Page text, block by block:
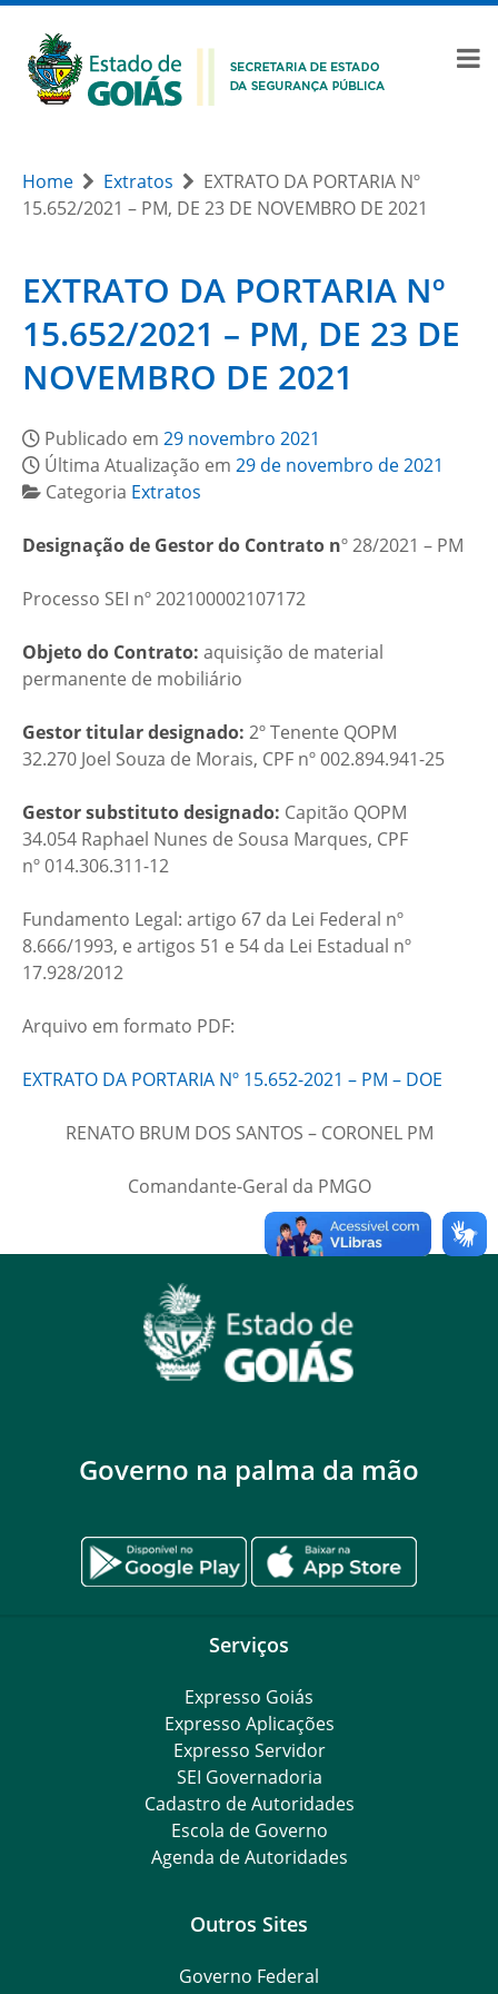
Home Extratos
EXTRATO DA PORTARIA Nº
15.652/2021 – PM, DE 23 DE NOVEMBRO DE 2021
EXTRATO DA PORTARIA Nº
15.652/2021 – PM, DE 23 DE
NOVEMBRO DE 2021
Publicado em 29 novembro 2021
Última Atualização em 29 de novembro de 2021
Categoria Extratos
Designação de Gestor do Contrato nº 28/2021 – PM
Processo SEI nº 202100002107172
Objeto do Contrato: aquisição de material
permanente de mobiliário
Gestor titular designado: 2º Tenente QOPM
32.270 Joel Souza de Morais​​, CPF nº 002.894.941-25
Gestor substituto designado: Capitão QOPM
34.054 Raphael Nunes de Sousa Marques, CPF
nº 014.306.311-12
Fundamento Legal: artigo 67 da Lei Federal nº
8.666/1993, e artigos 51 e 54 da Lei Estadual nº
17.928/2012
Arquivo em formato PDF:
EXTRATO DA PORTARIA Nº 15.652-2021 – PM – DOE
RENATO BRUM DOS SANTOS – CORONEL PM
Comandante-Geral da PMGO
Governo na palma da mão
Serviços
Expresso Goiás
Expresso Aplicações
Expresso Servidor
SEI Governadoria
Cadastro de Autoridades
Escola de Governo
Agenda de Autoridades
Outros Sites
Governo Federal